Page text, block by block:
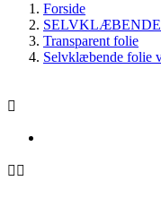
Forside
Transparent folie
Selvklæbende folie

 